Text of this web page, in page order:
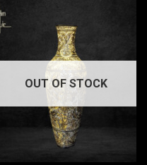
OUT OF STOCK